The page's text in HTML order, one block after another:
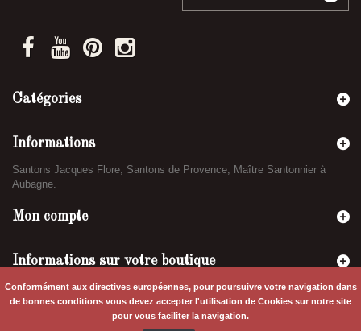
Conformément aux directives européennes, pour poursuivre votre navigation dans
de bonnes conditions vous devez accepter l'utilisation de Cookies sur notre site
pour vous faciliter la navigation.
Catégories
Informations
Santons Jacques Flore, Santons de Provence, Maître Santonnier à
Aubagne.
Mon compte
Informations sur votre boutique